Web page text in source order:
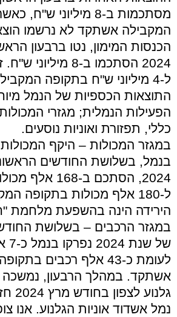
מסתכמות ב-8 מיליוני
המקבילה אשתקד לא נרשמו
הכנסות המימון, נטו ברבעון
2024 הסתכמו ב-8
ל-4 מיליוני ש"ח בתקופה המקבילה אשתקד.
התוצאות הכספיות של הנמל
הפעילות הנמלית; מגזרי
כללי, תפזורת ואוניות נוסעים.
במגזר המכולות – היקף
בנמל, בשלושת החודשים
2024, הסתכם ב-
ל-180 אלף מכולות בתקופה
הירידה הינה בהשפעת מלחמת
במגזר הרכבים – בשלושת
לעומת כ-43 אלף רכבים
אשתקד. במהלך הרבעון, נמשכה
נמל אשדוד אוניות הגלנוע. אנו